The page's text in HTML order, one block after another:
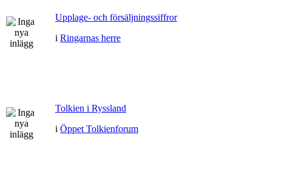
Upplage- och försäljningssiffror
i Ringarnas herre
Tolkien i Ryssland
i Öppet Tolkienforum